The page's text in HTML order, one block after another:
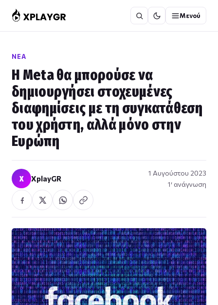
στο
περιεχόμενο
Μενού
ΝΈΑ
Η Meta θα μπορούσε να
δημιουργήσει στοχευμένες
διαφημίσεις με τη συγκατάθεση
του χρήστη, αλλά μόνο στην
Ευρώπη
X XplayGR
1 Αυγούστου 2023
1′ ανάγνωση